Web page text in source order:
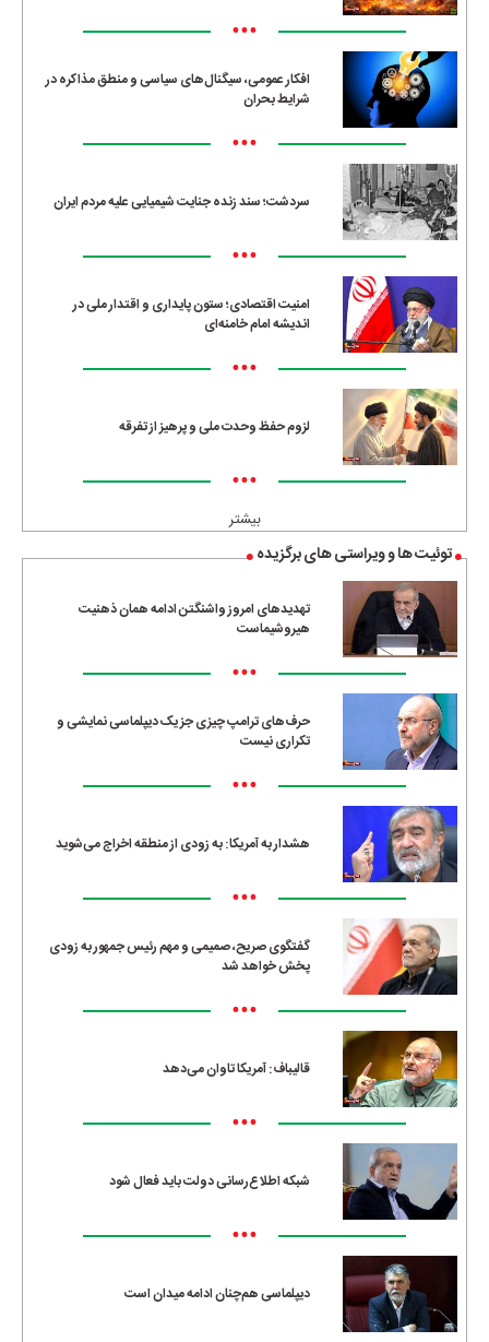
•••
افکار عمومی، سیگنال‌های سیاسی و منطق مذاکره در
شرایط بحران
•••
سردشت؛ سند زنده جنایت شیمیایی علیه مردم ایران
•••
امنیت اقتصادی؛ ستون پایداری و اقتدار ملی در
اندیشه امام خامنه‌ای
•••
لزوم حفظ وحدت ملی و پرهیز از تفرقه
•••
بیشتر
توئیت ها و ویراستی های برگزیده
تهدیدهای امروز واشنگتن ادامه همان ذهنیت
هیروشیماست
•••
حرف‌های ترامپ چیزی جز یک دیپلماسی نمایشی و
تکراری نیست
•••
هشدار به آمریکا: به زودی از منطقه اخراج می‌شوید
•••
گفتگوی صریح، صمیمی و مهم رئیس جمهور به زودی
پخش خواهد شد
•••
قالیباف: آمریکا تاوان می‌دهد
•••
شبکه اطلاع‌رسانی دولت باید فعال شود
•••
دیپلماسی هم‌چنان ادامه میدان است